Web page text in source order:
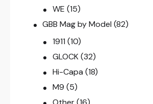
WE (15)
GBB Mag by Model (82)
1911 (10)
GLOCK (32)
Hi-Capa (18)
M9 (5)